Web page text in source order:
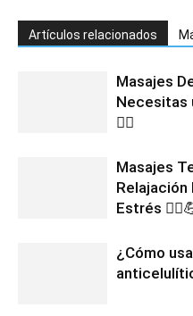
Artículos relacionados
Masajes
Necesitas
💆‍♀️
Masajes
Relajación
Estrés
¿Cómo